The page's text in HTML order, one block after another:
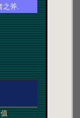
之斧.